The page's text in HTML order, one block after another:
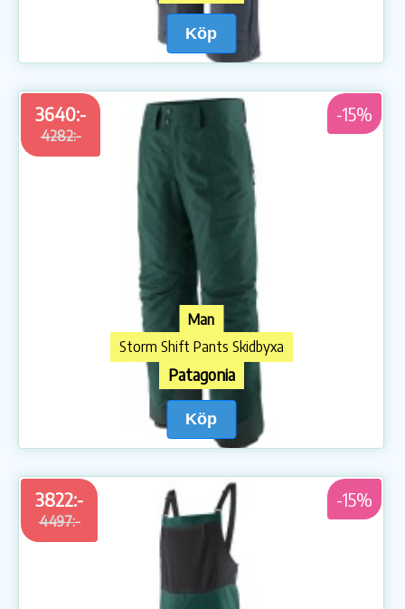
Köp
3640:-
4282:-
-15%
Man
Storm Shift Pants Skidbyxa
Patagonia
Köp
3822:-
4497:-
-15%